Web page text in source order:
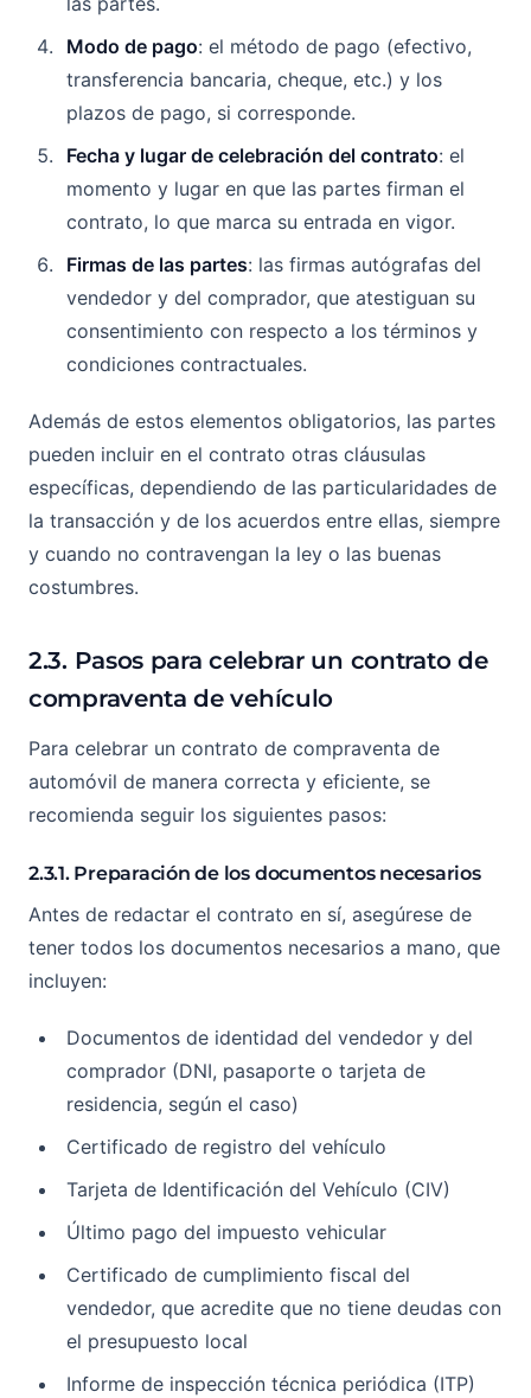
Modo de pago: el método de pago (efectivo,
transferencia bancaria, cheque, etc.) y los
plazos de pago, si corresponde.
Fecha y lugar de celebración del contrato: el
momento y lugar en que las partes firman el
contrato, lo que marca su entrada en vigor.
Firmas de las partes: las firmas autógrafas del
vendedor y del comprador, que atestiguan su
consentimiento con respecto a los términos y
condiciones contractuales.
Además de estos elementos obligatorios, las partes
pueden incluir en el contrato otras cláusulas
específicas, dependiendo de las particularidades de
la transacción y de los acuerdos entre ellas, siempre
y cuando no contravengan la ley o las buenas
costumbres.
2.3. Pasos para celebrar un contrato de
compraventa de vehículo
Para celebrar un contrato de compraventa de
automóvil de manera correcta y eficiente, se
recomienda seguir los siguientes pasos:
2.3.1. Preparación de los documentos necesarios
Antes de redactar el contrato en sí, asegúrese de
tener todos los documentos necesarios a mano, que
incluyen:
Documentos de identidad del vendedor y del
comprador (DNI, pasaporte o tarjeta de
residencia, según el caso)
Certificado de registro del vehículo
Tarjeta de Identificación del Vehículo (CIV)
Último pago del impuesto vehicular
Certificado de cumplimiento fiscal del
vendedor, que acredite que no tiene deudas con
el presupuesto local
Informe de inspección técnica periódica (ITP)